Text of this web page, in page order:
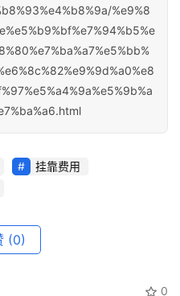
%e9%8
挂靠费用
(0)
0